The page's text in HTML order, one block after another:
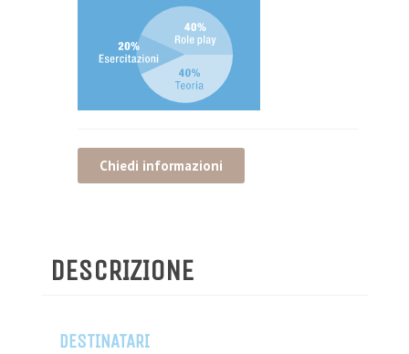
Chiedi informazioni
DESCRIZIONE
DESTINATARI